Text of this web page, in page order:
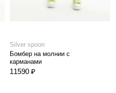
Silver spoon
Бомбер на молнии с
карманами
11590 ₽